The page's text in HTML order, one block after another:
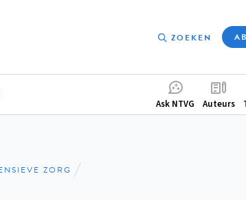
ZOEKEN
Ask NTVG Auteurs
ZORG